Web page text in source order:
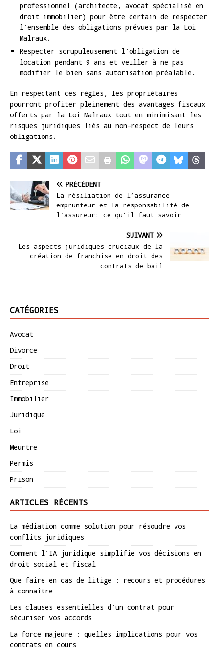
professionnel (architecte, avocat spécialisé en
droit immobilier) pour être certain de respecter
l’ensemble des obligations prévues par la Loi
Malraux.
Respecter scrupuleusement l’obligation de
location pendant 9 ans et veiller à ne pas
modifier le bien sans autorisation préalable.
En respectant ces règles, les propriétaires
pourront profiter pleinement des avantages fiscaux
offerts par la Loi Malraux tout en minimisant les
risques juridiques liés au non-respect de leurs
obligations.
PRÉCÉDENT
La résiliation de l’assurance
emprunteur et la responsabilité de
l’assureur: ce qu’il faut savoir
SUIVANT
Les aspects juridiques cruciaux de la
création de franchise en droit des
contrats de bail
CATÉGORIES
Avocat
Divorce
Droit
Entreprise
Immobilier
Juridique
Loi
Meurtre
Permis
Prison
ARTICLES RÉCENTS
La médiation comme solution pour résoudre vos
conflits juridiques
Comment l’IA juridique simplifie vos décisions en
droit social et fiscal
Que faire en cas de litige : recours et procédures
à connaître
Les clauses essentielles d’un contrat pour
sécuriser vos accords
La force majeure : quelles implications pour vos
contrats en cours